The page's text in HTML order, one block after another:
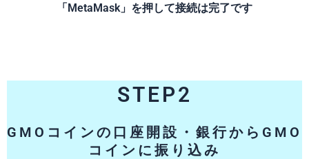
「MetaMask」を押して接続は完了です
STEP2
GMOコインの口座開設・銀行からGMO
コインに振り込み